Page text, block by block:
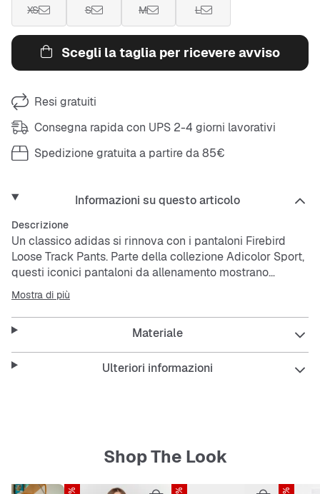
XS S M L
Scegli la taglia per ricevere avviso
Resi gratuiti
Consegna rapida con UPS 2-4 giorni lavorativi
Spedizione gratuita a partire da 85€
Informazioni su questo articolo
Descrizione
Un classico adidas si rinnova con i pantaloni Firebird
Loose Track Pants. Parte della collezione Adicolor Sport,
questi iconici pantaloni da allenamento mostrano
proporzioni aggiornate e colori forti, dando nuova
energia a un modello amato.
Mostra di più
Materiale
Ulteriori informazioni
Shop The Look